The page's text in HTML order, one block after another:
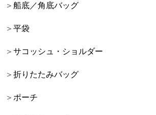
船底／角底バッグ
平袋
サコッシュ・ショルダー
折りたたみバッグ
ポーチ